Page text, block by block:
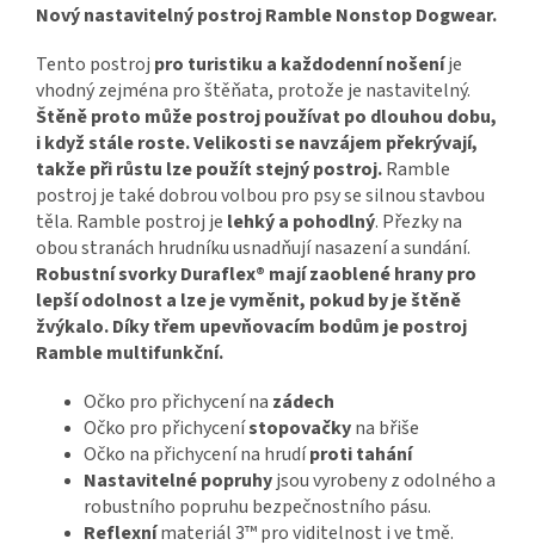
Nový nastavitelný postroj Ramble Nonstop Dogwear.
Tento postroj pro turistiku a každodenní nošeníje
vhodný zejména pro štěňata, protože je nastavitelný.
Štěně proto může postroj používat po dlouhou dobu,
i když stále roste. Velikosti se navzájem překrývají,
takže při růstu lze použít stejný postroj.Ramble
postroj je také dobrou volbou pro psy se silnou stavbou
těla. Ramble postroj je lehký a pohodlný. Přezky na
obou stranách hrudníku usnadňují nasazení a sundání.
Robustní svorky Duraflex® mají zaoblené hrany pro
lepší odolnost a lze je vyměnit, pokud by je štěně
žvýkalo. Díky třem upevňovacím bodům je postroj
Ramble multifunkční.
Očko pro přichycení na zádech
Očko pro přichycenístopovačkyna břiše
Očko na přichycení na hrudíproti tahání
Nastavitelné popruhyjsou vyrobeny z odolného a
robustního popruhu bezpečnostního pásu.
Reflexnímateriál 3™ pro viditelnost i ve tmě.